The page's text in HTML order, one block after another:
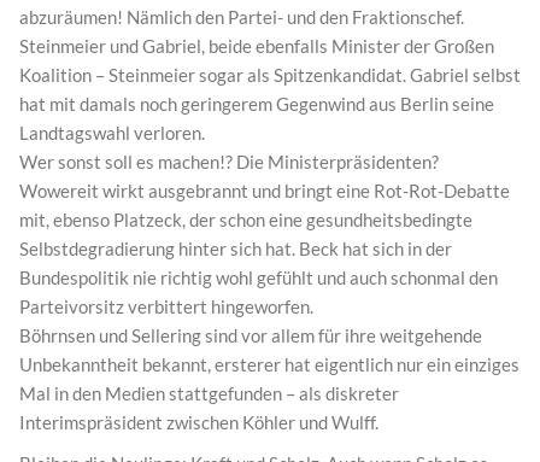
abzuräumen! Nämlich den Partei- und den Fraktionschef.
Steinmeier und Gabriel, beide ebenfalls Minister der Großen
Koalition – Steinmeier sogar als Spitzenkandidat. Gabriel selbst
hat mit damals noch geringerem Gegenwind aus Berlin seine
Landtagswahl verloren.
Wer sonst soll es machen!? Die Ministerpräsidenten?
Wowereit wirkt ausgebrannt und bringt eine Rot-Rot-Debatte
mit, ebenso Platzeck, der schon eine gesundheitsbedingte
Selbstdegradierung hinter sich hat. Beck hat sich in der
Bundespolitik nie richtig wohl gefühlt und auch schonmal den
Parteivorsitz verbittert hingeworfen.
Böhrnsen und Sellering sind vor allem für ihre weitgehende
Unbekanntheit bekannt, ersterer hat eigentlich nur ein einziges
Mal in den Medien stattgefunden – als diskreter
Interimspräsident zwischen Köhler und Wulff.